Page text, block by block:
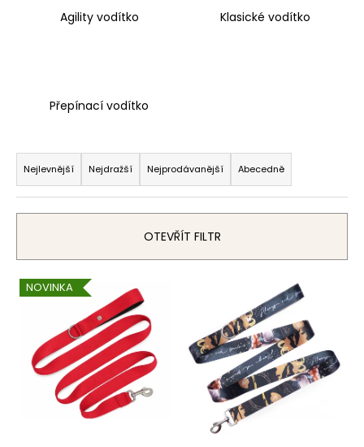
Agility vodítko Klasické vodítko
Přepínací vodítko
Ř
a
z
e
í
p
r
Nejlevnější Nejdražší Nejprodávanější Abecedně
OTEVŘÍT FILTR
V
ý
NOVINKA
HLEDAT
D
o
p
u
č
u
m